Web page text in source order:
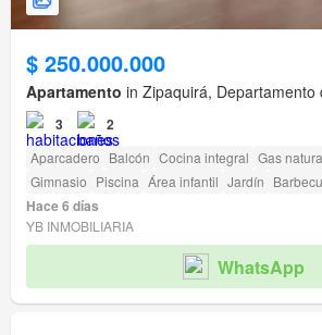
$ 250.000.000
Apartamento in Zipaquirá, Departamento
3 2
Aparcadero Balcón Cocina integral Gas
Gimnasio Piscina Área infantil Jardín
Hace 6 días
YB INMOBILIARIA
WhatsApp